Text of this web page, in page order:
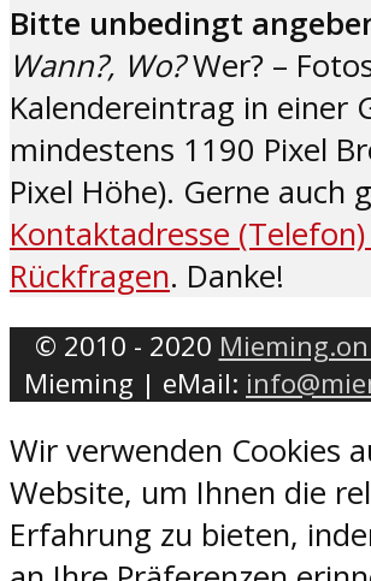
Bitte unbedingt
Wann?, Wo?Wer? –
Kalendereintrag in einer
mindestens 1190 Pixel
Pixel Höhe). Gerne auch
Kontaktadresse
Rückfragen. Danke!
© 2010 - 2020
Mieming | eMail:
Wir verwenden Cookies
Website, um Ihnen die
Erfahrung zu bieten,